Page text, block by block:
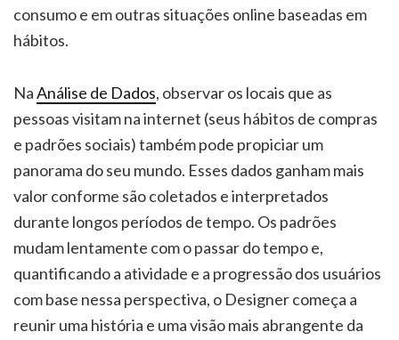
consumo e em outras situações online baseadas em
hábitos.
NaAnálise de Dados, observar os locais que as
pessoas visitam na internet (seus hábitos de compras
e padrões sociais) também pode propiciar um
panorama do seu mundo. Esses dados ganham mais
valor conforme são coletados e interpretados
durante longos períodos de tempo. Os padrões
mudam lentamente com o passar do tempo e,
quantificando a atividade e a progressão dos usuários
com base nessa perspectiva, o Designer começa a
reunir uma história e uma visão mais abrangente da